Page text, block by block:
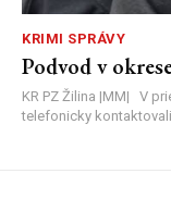
KRIMI SPRÁVY
Podvod v
KR PZ Žilina |MM| V
telefonicky